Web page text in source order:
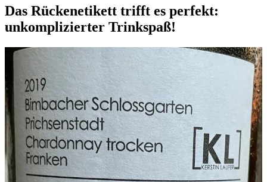
Das Rückenetikett trifft es perfekt:
unkomplizierter Trinkspaß!